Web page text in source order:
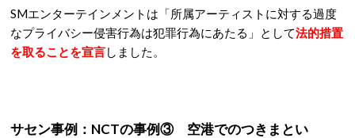
SMエンターテインメントは「所属アーティストに対する過度
なプライバシー侵害行為は犯罪行為にあたる」として法的措置
を取ることを宣言しました。
サセン事例： NCTの事例③ 空港でのつきまとい